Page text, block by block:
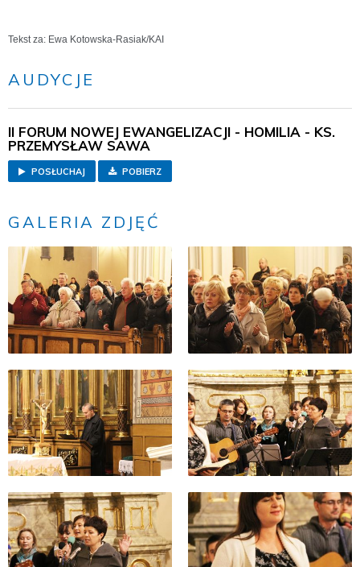
Tekst za: Ewa Kotowska-Rasiak/KAI
AUDYCJE
II FORUM NOWEJ EWANGELIZACJI - HOMILIA - KS.
PRZEMYSŁAW SAWA
POSŁUCHAJ POBIERZ
GALERIA ZDJĘĆ